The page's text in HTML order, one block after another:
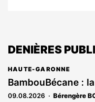
DENIÈRES
HAUTE-GARONNE
BambouBécane :
09.08.2026 Bérengère